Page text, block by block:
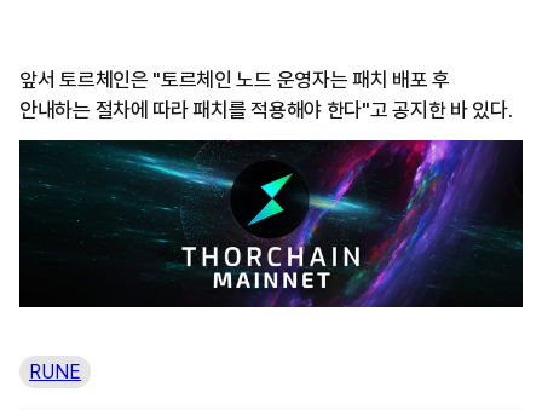
앞서 토르체인은 "토르체인 노드 운영자는 패치 배포 후
안내하는 절차에 따라 패치를 적용해야 한다"고 공지한 바 있다.
RUNE